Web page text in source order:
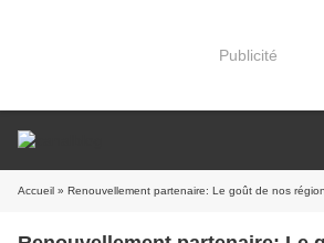
Publicité
Accueil » Renouvellement partenaire: Le goût de nos